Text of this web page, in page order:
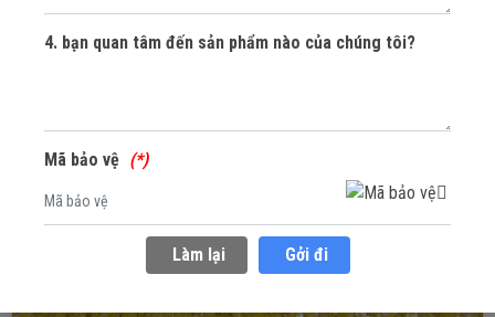
100% và dịch vụ thi công trọn gói chất lượng
nhất Việt Nam
MUA SẮM NGAY
4. bạn quan tâm đến sản phẩm nào của chúng tôi?
Mã bảo vệ
Làm lại Gởi đi